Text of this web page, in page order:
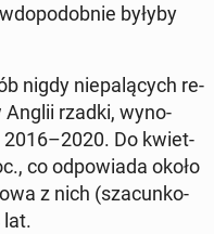
byłyby
nigdy nie­pa­lą­cych re­
Anglii rzadki, wy­no­
2016–2020. Do kwiet­
co od­po­wia­da około
z nich (sza­cun­ko­
lat.